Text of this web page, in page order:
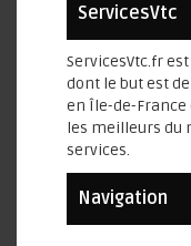
ServicesVtc
ServicesVtc.fr
dont le but est
en Île-de-France
les meilleurs du
services.
Navigation